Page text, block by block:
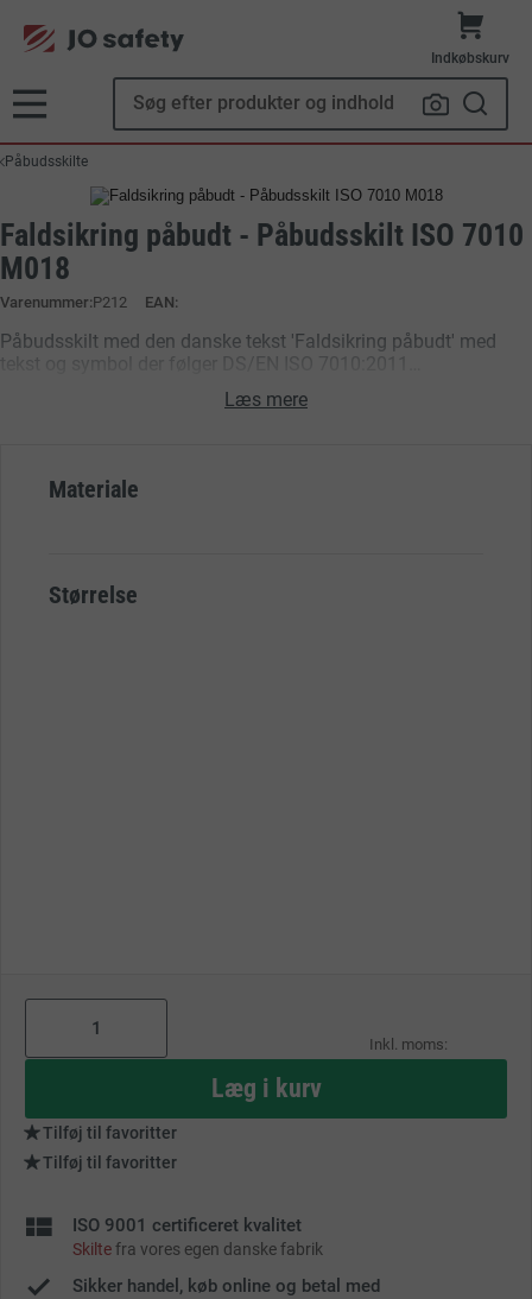
Indkøbskurv
Påbudsskilte
Faldsikring påbudt - Påbudsskilt ISO 7010
M018
Varenummer P212 EAN:
Påbudsskilt med den danske tekst 'Faldsikring påbudt' med
tekst og symbol der følger DS/EN ISO 7010:2011
(Sikkerhedsskilte), samt forskrifter for sikkerhedsskilte, i
henhold til Arbejdstilsynets bekendtgørelse nr. 518
Læs mere
Materiale
Størrelse
low
Læg i kurv
Tilføj til favoritter
Tilføj til favoritter
ISO 9001 certificeret kvalitet
Skiltefra vores egen danske fabrik
Sikker handel, køb online og betal med